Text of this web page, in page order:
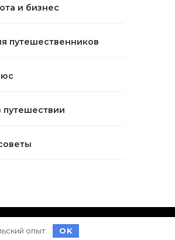
и бизнес
путешественников
путешествии
опыт. OK